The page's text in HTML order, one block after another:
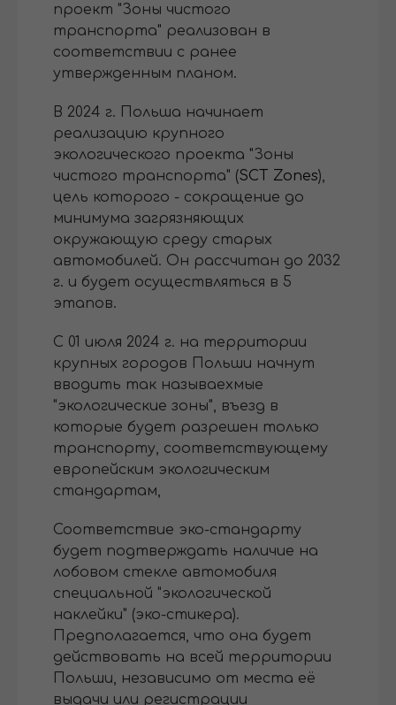
проект "Зоны чистого
транспорта" реализован в
соответствии с ранее
утвержденным планом.
В 2024 г. Польша начинает
реализацию крупного
экологического проекта "Зоны
чистого транспорта" (SCT Zones),
цель которого - сокращение до
минимума загрязняющих
окружающую среду старых
автомобилей. Он рассчитан до 2032
г. и будет осуществляться в 5
этапов.
С 01 июля 2024 г. на территории
крупных городов Польши начнут
вводить так называехмые
"экологические зоны", въезд в
которые будет разрешен только
транспорту, соответствующему
европейским экологическим
стандартам,
Соответствие эко-стандарту
будет подтверждать наличие на
лобовом стекле автомобиля
специальной "экологической
наклейки" (эко-стикера).
Предполагается, что она будет
действовать на всей территории
Польши, независимо от места её
выдачи или регистрации